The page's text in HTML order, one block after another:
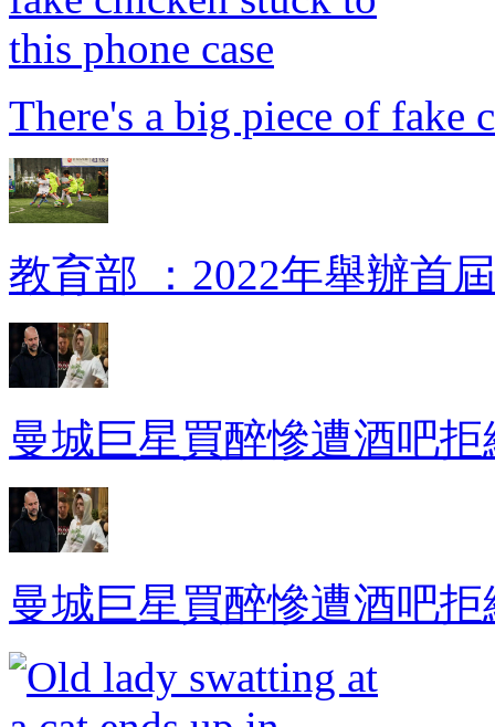
There's a big piece of fake
教育部 ：2022年舉辦首
曼城巨星買醉慘遭酒吧拒
曼城巨星買醉慘遭酒吧拒絕